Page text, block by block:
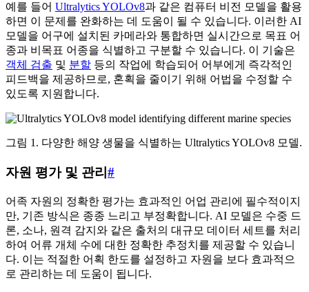
예를 들어 Ultralytics YOLOv8과 같은 컴퓨터 비전 모델을 활용
하면 이 문제를 완화하는 데 도움이 될 수 있습니다. 이러한 AI
모델을 어구에 설치된 카메라와 통합하면 실시간으로 목표 어
종과 비목표 어종을 식별하고 구분할 수 있습니다. 이 기술은
객체 검출 및 분할 등의 작업에 학습되어 어부에게 즉각적인
피드백을 제공하므로, 혼획을 줄이기 위해 어법을 수정할 수
있도록 지원합니다.
그림 1. 다양한 해양 생물을 식별하는 Ultralytics YOLOv8 모델.
자원 평가 및 관리 #
어족 자원의 정확한 평가는 효과적인 어업 관리에 필수적이지
만, 기존 방식은 종종 느리고 부정확합니다. AI 모델은 수중 드
론, 소나, 원격 감지와 같은 출처의 대규모 데이터 세트를 처리
하여 어류 개체 수에 대한 정확한 추정치를 제공할 수 있습니
다. 이는 적절한 어획 한도를 설정하고 자원을 보다 효과적으
로 관리하는 데 도움이 됩니다.